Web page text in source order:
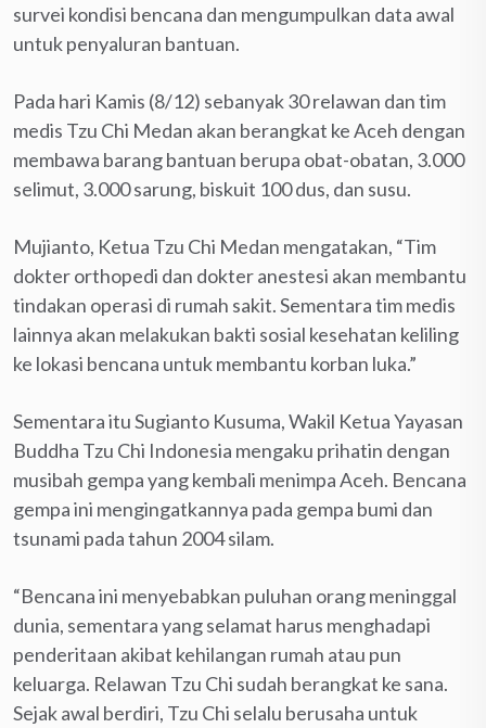
survei kondisi bencana dan mengumpulkan data awal
untuk penyaluran bantuan.
Pada hari Kamis (8/12) sebanyak 30 relawan dan tim
medis Tzu Chi Medan akan berangkat ke Aceh dengan
membawa barang bantuan berupa obat-obatan, 3.000
selimut, 3.000 sarung, biskuit 100 dus, dan susu.
Mujianto, Ketua Tzu Chi Medan mengatakan, “Tim
dokter orthopedi dan dokter anestesi akan membantu
tindakan operasi di rumah sakit. Sementara tim medis
lainnya akan melakukan bakti sosial kesehatan keliling
ke lokasi bencana untuk membantu korban luka.”
Sementara itu Sugianto Kusuma, Wakil Ketua Yayasan
Buddha Tzu Chi Indonesia mengaku prihatin dengan
musibah gempa yang kembali menimpa Aceh. Bencana
gempa ini mengingatkannya pada gempa bumi dan
tsunami pada tahun 2004 silam.
“Bencana ini menyebabkan puluhan orang meninggal
dunia, sementara yang selamat harus menghadapi
penderitaan akibat kehilangan rumah atau pun
keluarga. Relawan Tzu Chi sudah berangkat ke sana.
Sejak awal berdiri, Tzu Chi selalu berusaha untuk